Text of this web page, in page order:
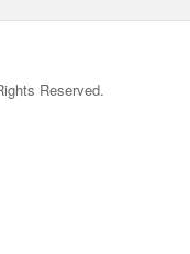
Reserved.